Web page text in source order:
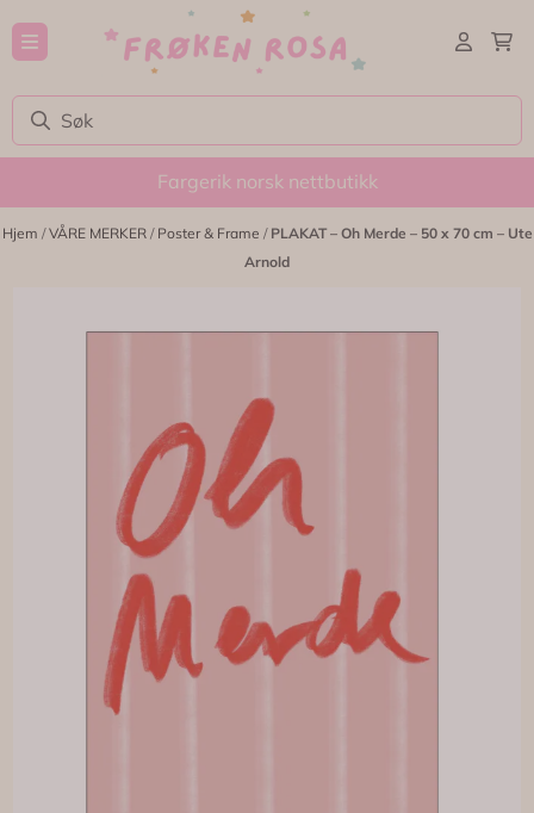
Hopp til innhold
Fargerik norsk nettbutikk
Hjem /VÅRE MERKER / Poster & Frame / PLAKAT – Oh Merde – 50 x 70 cm – Ute
Arnold